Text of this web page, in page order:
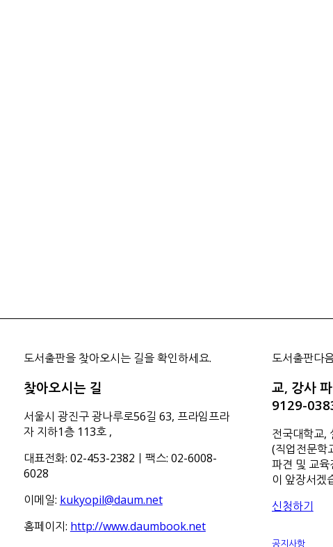
도서출판을 찾아오시는 길을 확인하세요.
찾아오시는 길
서울시 광진구 광나루로56길 63, 프라임프라
자 지하1층 113호 ,
대표전화: 02-453-2382ㅣ팩스: 02-6008-
6028
이메일: kukyopil@daum.net
홈페이지: http://www.daumbook.net
도서출판다
교, 강사
9129-
전국대학교,
(직업전문학
파견 및 교
이 앞장서겠
신청하기
공지사항